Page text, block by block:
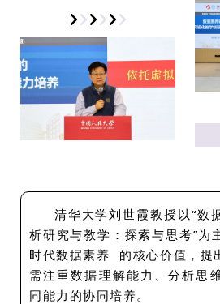
清华大学刘世霞教授以“数
析研究与教学：探索与思考”为
时代数据素养
的核心价值，提
需注重数据理解能力、分析思
同能力的协同培养。